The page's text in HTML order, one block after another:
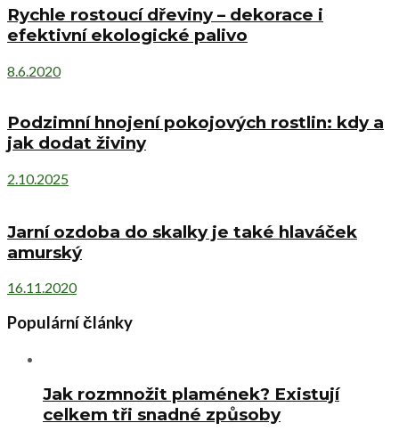
Rychle rostoucí dřeviny – dekorace i
efektivní ekologické palivo
8.6.2020
Podzimní hnojení pokojových rostlin: kdy a
jak dodat živiny
2.10.2025
Jarní ozdoba do skalky je také hlaváček
amurský
16.11.2020
Populární články
Jak rozmnožit plamének? Existují
celkem tři snadné způsoby